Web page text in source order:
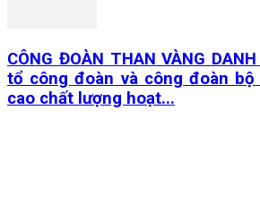
CÔNG ĐOÀN THAN VÀNG
tổ công đoàn và công đoàn bộ
cao chất lượng hoạt...